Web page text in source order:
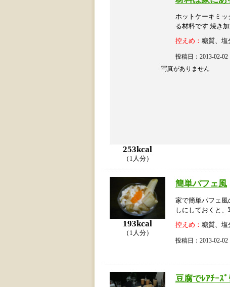
写真がありません
253kcal
（1人分）
ホットケーキミ
る材料です 焼き
控えめ： 糖質、塩
投稿日：2013-02-
193kcal
（1人分）
簡単パフェ風
家で簡単パフェ風
しにしておくと、
控えめ： 糖質、塩
投稿日：2013-02-
豆腐でﾚｱﾁｰｽ